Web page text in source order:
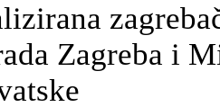
Zagreba i